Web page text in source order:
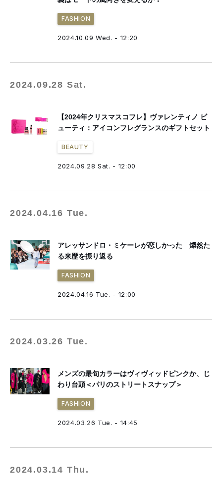
FASHION
2024.10.09 Wed. - 12:20
2024.09.28 Sat.
【2024年クリスマスコフレ】ヴァレンティノ ビ
ューティ：アイコンフレグランスのギフトセット
BEAUTY
2024.09.28 Sat. - 12:00
2024.04.16 Tue.
アレッサンドロ・ミケーレが恋しかった 燦然た
る来歴を振り返る
FASHION
2024.04.16 Tue. - 12:00
2024.03.26 Tue.
メンズの最旬カラーはヴィヴィッドピンクか、じ
わり台頭＜パリのストリートスナップ＞
FASHION
2024.03.26 Tue. - 14:45
2024.03.14 Thu.